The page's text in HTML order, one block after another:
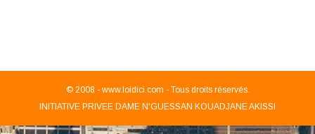
© 2008 - www.loidici.com - Tous droits réservés.
INITIATIVE PRIVEE DAME N'GUESSAN KOUADJANE AKISSI